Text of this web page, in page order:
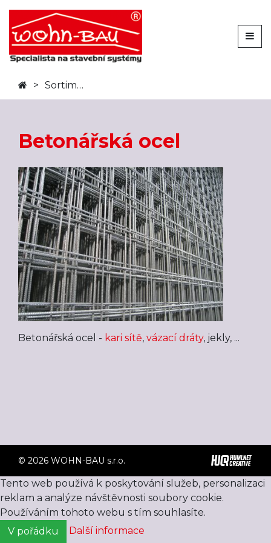
Sortiment
Betonářská ocel
Betonářská ocel - kari sítě, vázací dráty, jekly, ...
© 2026 WOHN-BAU s.r.o.
Tento web používá k poskytování služeb, personalizaci
reklam a analýze návštěvnosti soubory cookie.
Používáním tohoto webu s tím souhlasíte.
V pořádku
Další informace